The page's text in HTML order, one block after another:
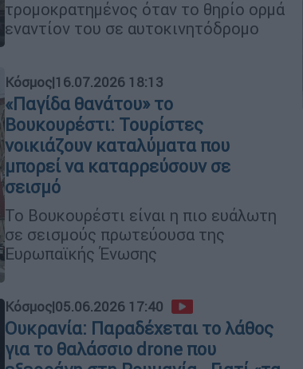
τρομοκρατημένος όταν το θηρίο ορμά
εναντίον του σε αυτοκινητόδρομο
Κόσμος|16.07.2026 18:13
«Παγίδα θανάτου» το
Βουκουρέστι: Τουρίστες
νοικιάζουν καταλύματα που
μπορεί να καταρρεύσουν σε
σεισμό
Το Βουκουρέστι είναι η πιο ευάλωτη
σε σεισμούς πρωτεύουσα της
Ευρωπαϊκής Ένωσης
Κόσμος|05.06.2026 17:40
Ουκρανία: Παραδέχεται το λάθος
για το θαλάσσιο drone που